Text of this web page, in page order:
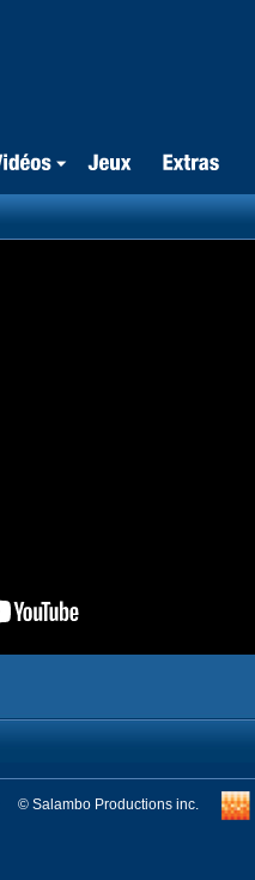
© Salambo Productions inc.